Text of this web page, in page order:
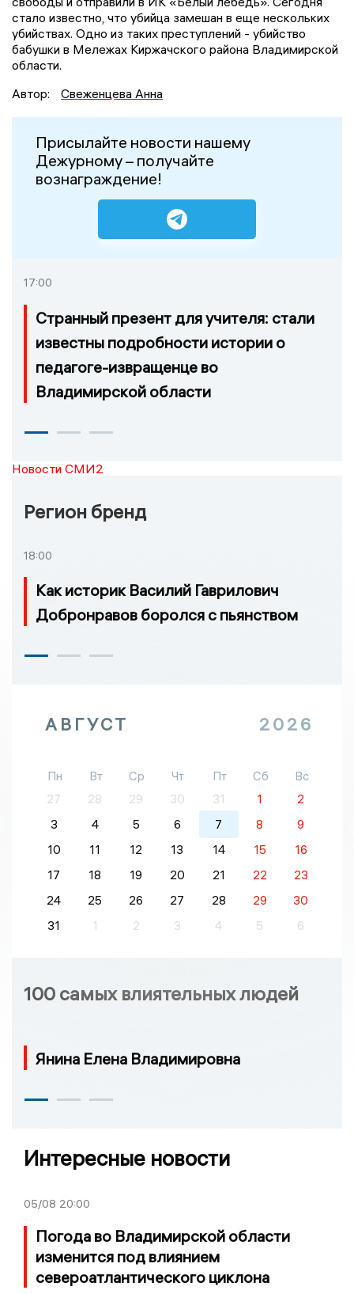
стало известно, что убийца замешан в еще нескольких
убийствах. Одно из таких преступлений - убийство
бабушки в Мележах Киржачского района Владимирской
области.
Автор:
Свеженцева Анна
Присылайте новости нашему
Дежурному – получайте
вознаграждение!
17:00
Странный презент для учителя: стали
известны подробности истории о
педагоге-извращенце во
Владимирской области
Новости СМИ2
Регион бренд
18:00
Как историк Василий Гаврилович
Добронравов боролся с пьянством
АВГУСТ 2026
Пн Вт Ср Чт Пт Сб
Вс
27
28 29 30 31 1
2
3
4 5 6 7 8
9
10
11 12 13 14 15
16
17
18 19 20 21 22
23
24
25 26 27 28 29
30
31
1 2 3 4 5 6
100 самых влиятельных людей
Янина Елена Владимировна
Интересные новости
05/08 20:00
Погода во Владимирской области
изменится под влиянием
североатлантического циклона